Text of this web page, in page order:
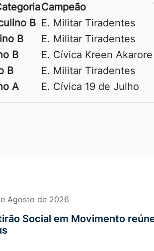
Campeão
B E. Militar Tiradentes
B
E. Militar Tiradentes
B
E. Cívica Kreen Akarore
B
E. Militar Tiradentes
A
E. Cívica 19 de Julho
Agosto de 2026
Social em Movimento